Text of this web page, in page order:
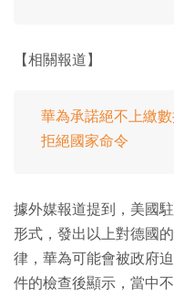
【相關報道】
華為承諾絕不上繳
拒絕國家命令
據外媒報道提到，美國
形式，發出以上對德國
律，華為可能會被政府
件的檢查後顯示，當中